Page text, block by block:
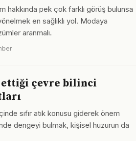
hakkında pek çok farklı görüş bulunsa
en sağlıklı yol. Modaya
aranmalı.
ettiği çevre bilinci
sıfır atık konusu giderek önem
dengeyi bulmak, kişisel huzurun da